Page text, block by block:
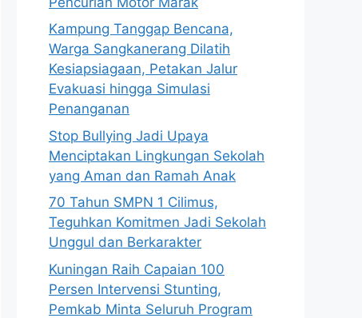
Kampung Tanggap Bencana,
Warga Sangkanerang Dilatih
Kesiapsiagaan, Petakan Jalur
Evakuasi hingga Simulasi
Penanganan
Stop Bullying Jadi Upaya
Menciptakan Lingkungan Sekolah
yang Aman dan Ramah Anak
70 Tahun SMPN 1 Cilimus,
Teguhkan Komitmen Jadi Sekolah
Unggul dan Berkarakter
Kuningan Raih Capaian 100
Persen Intervensi Stunting,
Pemkab Minta Seluruh Program